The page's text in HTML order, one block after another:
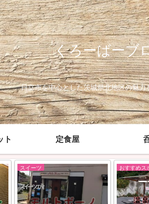
くろーばーブ
日立市を中心とした茨城県北地区の魅力
ト 定食屋
スイーツ おすすめス